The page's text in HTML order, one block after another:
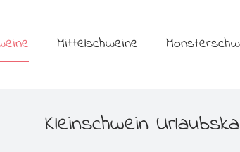
Mittelschweine
Kleinschwein